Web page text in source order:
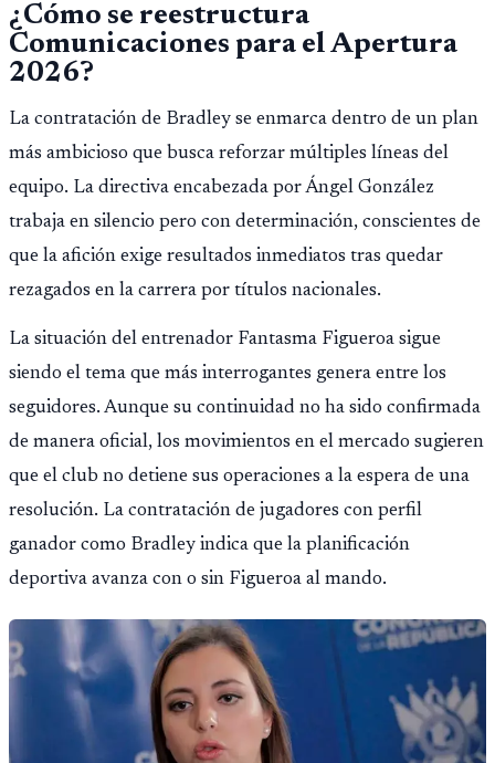
¿Cómo se reestructura
Comunicaciones para el Apertura
2026?
La contratación de Bradley se enmarca dentro de un plan
más ambicioso que busca reforzar múltiples líneas del
equipo. La directiva encabezada por Ángel González
trabaja en silencio pero con determinación, conscientes de
que la afición exige resultados inmediatos tras quedar
rezagados en la carrera por títulos nacionales.
La situación del entrenador Fantasma Figueroa sigue
siendo el tema que más interrogantes genera entre los
seguidores. Aunque su continuidad no ha sido confirmada
de manera oficial, los movimientos en el mercado sugieren
que el club no detiene sus operaciones a la espera de una
resolución. La contratación de jugadores con perfil
ganador como Bradley indica que la planificación
deportiva avanza con o sin Figueroa al mando.